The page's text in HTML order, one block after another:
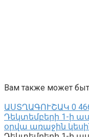
Вам также может
ԱՍՏՂԱԳՈՒՇԱԿ 0
Դեկտեմբերի 1-ի
օրվա առաջին